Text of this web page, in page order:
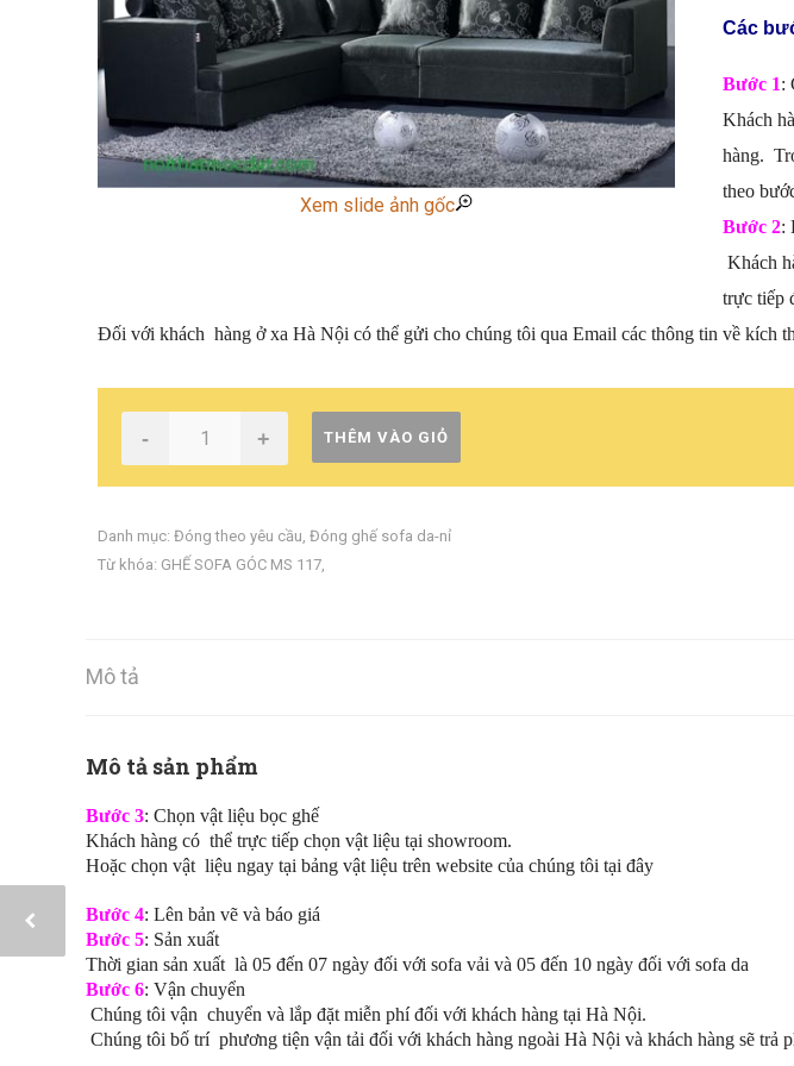
Xem slide ảnh gốc
Các
Bước 1:
Khách
hàng.
theo
Bước 2:
Khách
trực tiếp
Đối với khách hàng ở xa Hà Nội có thể gửi cho chúng tôi qua Email các thông tin về kích
- + THÊM VÀO GIỎ
Danh mục: Đóng theo yêu cầu, Đóng ghế sofa da-nỉ
Từ khóa: GHẾ SOFA GÓC MS 117,
Mô tả
Mô tả sản phẩm
Bước 3: Chọn vật liệu bọc ghế
Khách hàng có thể trực tiếp chọn vật liệu tại showroom.
Hoặc chọn vật liệu ngay tại bảng vật liệu trên website của chúng tôi tại đây
Bước 4: Lên bản vẽ và báo giá
Bước 5: Sản xuất
Thời gian sản xuất là 05 đến 07 ngày đối với sofa vải và 05 đến 10 ngày đối với sofa da
Bước 6: Vận chuyển
Chúng tôi vận chuyển và lắp đặt miễn phí đối với khách hàng tại Hà Nội.
Chúng tôi bố trí phương tiện vận tải đối với khách hàng ngoài Hà Nội và khách hàng sẽ trả